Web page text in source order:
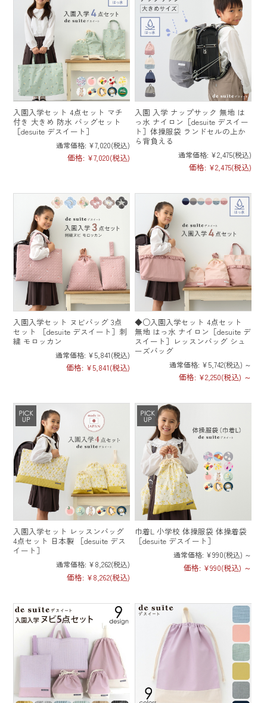
SALE
OUTLET
入園入学準備特集
入園入学セット
レッスンバッグ
シューズバッグ
巾着袋
ランチョンマット
大きめサイズ
お弁当包み
小さめサイズ
体操服袋
ナップサック
レジャーシート
移動ポケット
ヌビバッグ
トートバッグ
マザーズバッグ
キッズ・ベビー
入園入学グッズ
ファッション
ヌビポーチ
マルチポーチ
キーホルダー・ストラップ
雑貨・インテリア
フットマット
韓国雑貨
ヌビバッグ
ポーチ
文具
よくあるご質問
お支払い・送料 レビュー
Mail Magazine
メールマガジン
会社概要
ご利用案内
プライバシーポリシー
特定商取引法
入園入学セット 4点セット マチ
付き 大きめ 防水 バッグセット
［desuite デスイート］
通常価格: ¥7,020(税込)
価格: ¥7,020(税込)
入園 入学 ナップサック 無地 は
っ水 ナイロン［desuite デスイー
ト］体操服袋 ランドセルの上か
ら背負える
通常価格: ¥2,475(税込)
価格: ¥2,475(税込)
入園入学セット ヌビバッグ 3点
セット ［desuite デスイート］刺
繍 モロッカン
通常価格: ¥5,841(税込)
価格: ¥5,841(税込)
◆○入園入学セット 4点セット
無地 はっ水 ナイロン［desuite デ
スイート］レッスンバッグ シュ
ーズバッグ
通常価格: ¥5,742(税込) ～
価格: ¥2,250(税込) ～
入園入学セット レッスンバッグ
4点セット 日本製 ［desuite デス
イート］
通常価格: ¥8,262(税込)
価格: ¥8,262(税込)
巾着L 小学校 体操服袋 体操着袋
［desuite デスイート］
通常価格: ¥990(税込) ～
価格: ¥990(税込) ～